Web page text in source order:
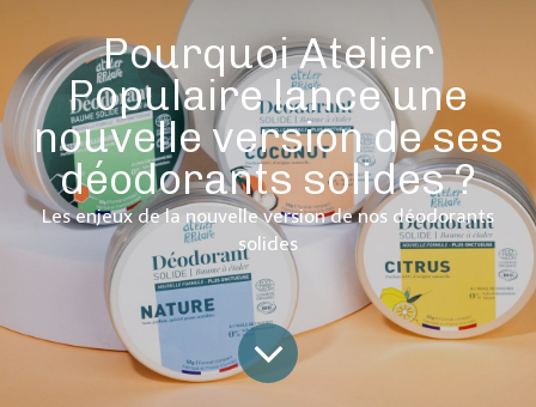
Pourquoi Atelier
Populaire lance une
nouvelle version de ses
déodorants solides ?
Les enjeux de la nouvelle version de nos déodorants
solides